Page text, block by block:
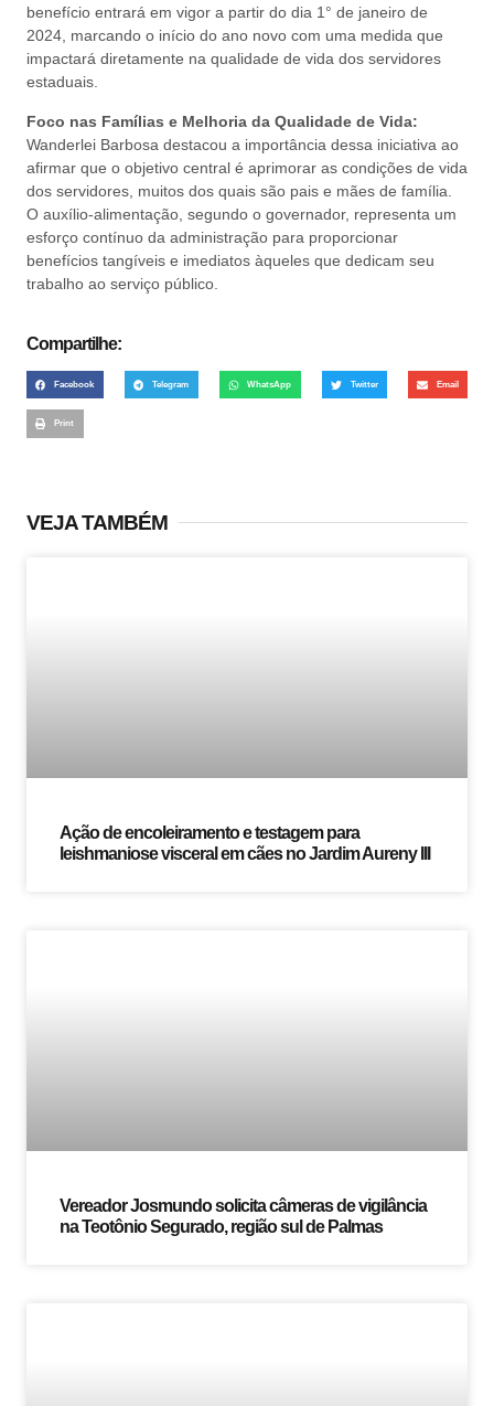
benefício entrará em vigor a partir do dia 1° de janeiro de
2024, marcando o início do ano novo com uma medida que
impactará diretamente na qualidade de vida dos servidores
estaduais.
Foco nas Famílias e Melhoria da Qualidade de Vida:
Wanderlei Barbosa destacou a importância dessa iniciativa ao
afirmar que o objetivo central é aprimorar as condições de vida
dos servidores, muitos dos quais são pais e mães de família.
O auxílio-alimentação, segundo o governador, representa um
esforço contínuo da administração para proporcionar
benefícios tangíveis e imediatos àqueles que dedicam seu
trabalho ao serviço público.
Compartilhe:
Facebook Telegram WhatsApp Twitter Email
Print
VEJA TAMBÉM
Ação de encoleiramento e testagem para
leishmaniose visceral em cães no Jardim Aureny III
Vereador Josmundo solicita câmeras de vigilância
na Teotônio Segurado, região sul de Palmas